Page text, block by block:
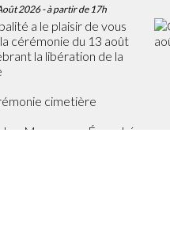
2026- à partir de 17h
a le plaisir de vous
cérémonie du 13 août
la libération de la
cimetière
char Massaoua - Écouché